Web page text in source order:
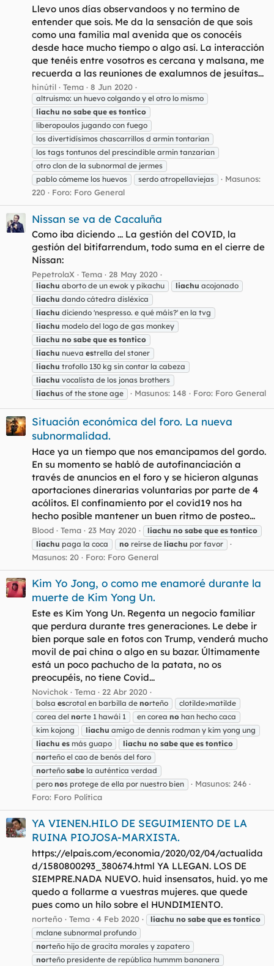
Llevo unos días observandoos y no termino de
entender que sois. Me da la sensación de que sois
como una familia mal avenida que os conocéis
desde hace mucho tiempo o algo así. La interacción
que tenéis entre vosotros es cercana y malsana, me
recuerda a las reuniones de exalumnos de jesuítas...
hinútil Tema 8 Jun 2020
altruismo: un huevo colgando y el otro lo mismo
liachu no sabe que es tontico
liberopoulos jugando con fuego
los divertidísimos chascarrillos d armin tontarian
los tags tontunos del prescindible armin tanzarian
otro clon de la subnormal de jermes
pablo cómeme los huevos
serdo atropellaviejas
Masunos:
220
Foro: Foro General
Nissan se va de Cacaluña
Como iba diciendo ... La gestión del COVID, la
gestión del bitifarrendum, todo suma en el cierre de
Nissan:
PepetrolaX Tema 28 May 2020
liachu aborto de un ewok y pikachu liachu acojonado
liachu dando cátedra disléxica
liachu diciendo 'nespresso. e qué máis?' en la tvg
liachu modelo del logo de gas monkey
liachu no sabe que es tontico
liachu nueva estrella del stoner
liachu trofollo 130 kg sin contar la cabeza
liachu vocalista de los jonas brothers
liachus of the stone age Masunos: 148 Foro: Foro General
Situación económica del foro. La nueva
subnormalidad.
Hace ya un tiempo que nos emancipamos del gordo.
En su momento se habló de autofinanciación a
través de anuncios en el foro y se hicieron algunas
aportaciones dinerarias voluntarias por parte de 4
acólitos. El confinamiento por el covid19 nos ha
hecho posible mantener un buen ritmo de posteo...
Blood Tema 23 May 2020 liachu no sabe que es tontico
liachu paga la coca no reírse de liachu por favor
Masunos: 20 Foro: Foro General
Kim Yo Jong, o como me enamoré durante la
muerte de Kim Yong Un.
Este es Kim Yong Un. Regenta un negocio familiar
que perdura durante tres generaciones. Le debe ir
bien porque sale en fotos con Trump, venderá mucho
movil de pai china o algo en su bazar. Últimamente
está un poco pachucho de la patata, no os
preocupéis, no tiene Covid...
Novichok Tema 22 Abr 2020
bolsa escrotal en barbilla de norteño
clotilde>matilde
corea del norte 1 hawái 1 en corea no han hecho caca
kim kojong
liachu amigo de dennis rodman y kim yong ung
liachu es más guapo liachu no sabe que es tontico
norteño el cao de benós del foro
norteño sabe la auténtica verdad
pero nos protege de ella por nuestro bien
Masunos: 246
Foro: Foro Política
YA VIENEN.HILO DE SEGUIMIENTO DE LA
RUINA PIOJOSA-MARXISTA.
https://elpais.com/economia/2020/02/04/actualida
d/1580800293_380674.html YA LLEGAN. LOS DE
SIEMPRE.NADA NUEVO. huid insensatos, huid. yo me
quedo a follarme a vuestras mujeres. que quede
pues como un hilo sobre el HUNDIMIENTO.
norteño Tema 4 Feb 2020 liachu no sabe que es tontico
mclane subnormal profundo
norteño hijo de gracita morales y zapatero
norteño presidente de república hummm bananera